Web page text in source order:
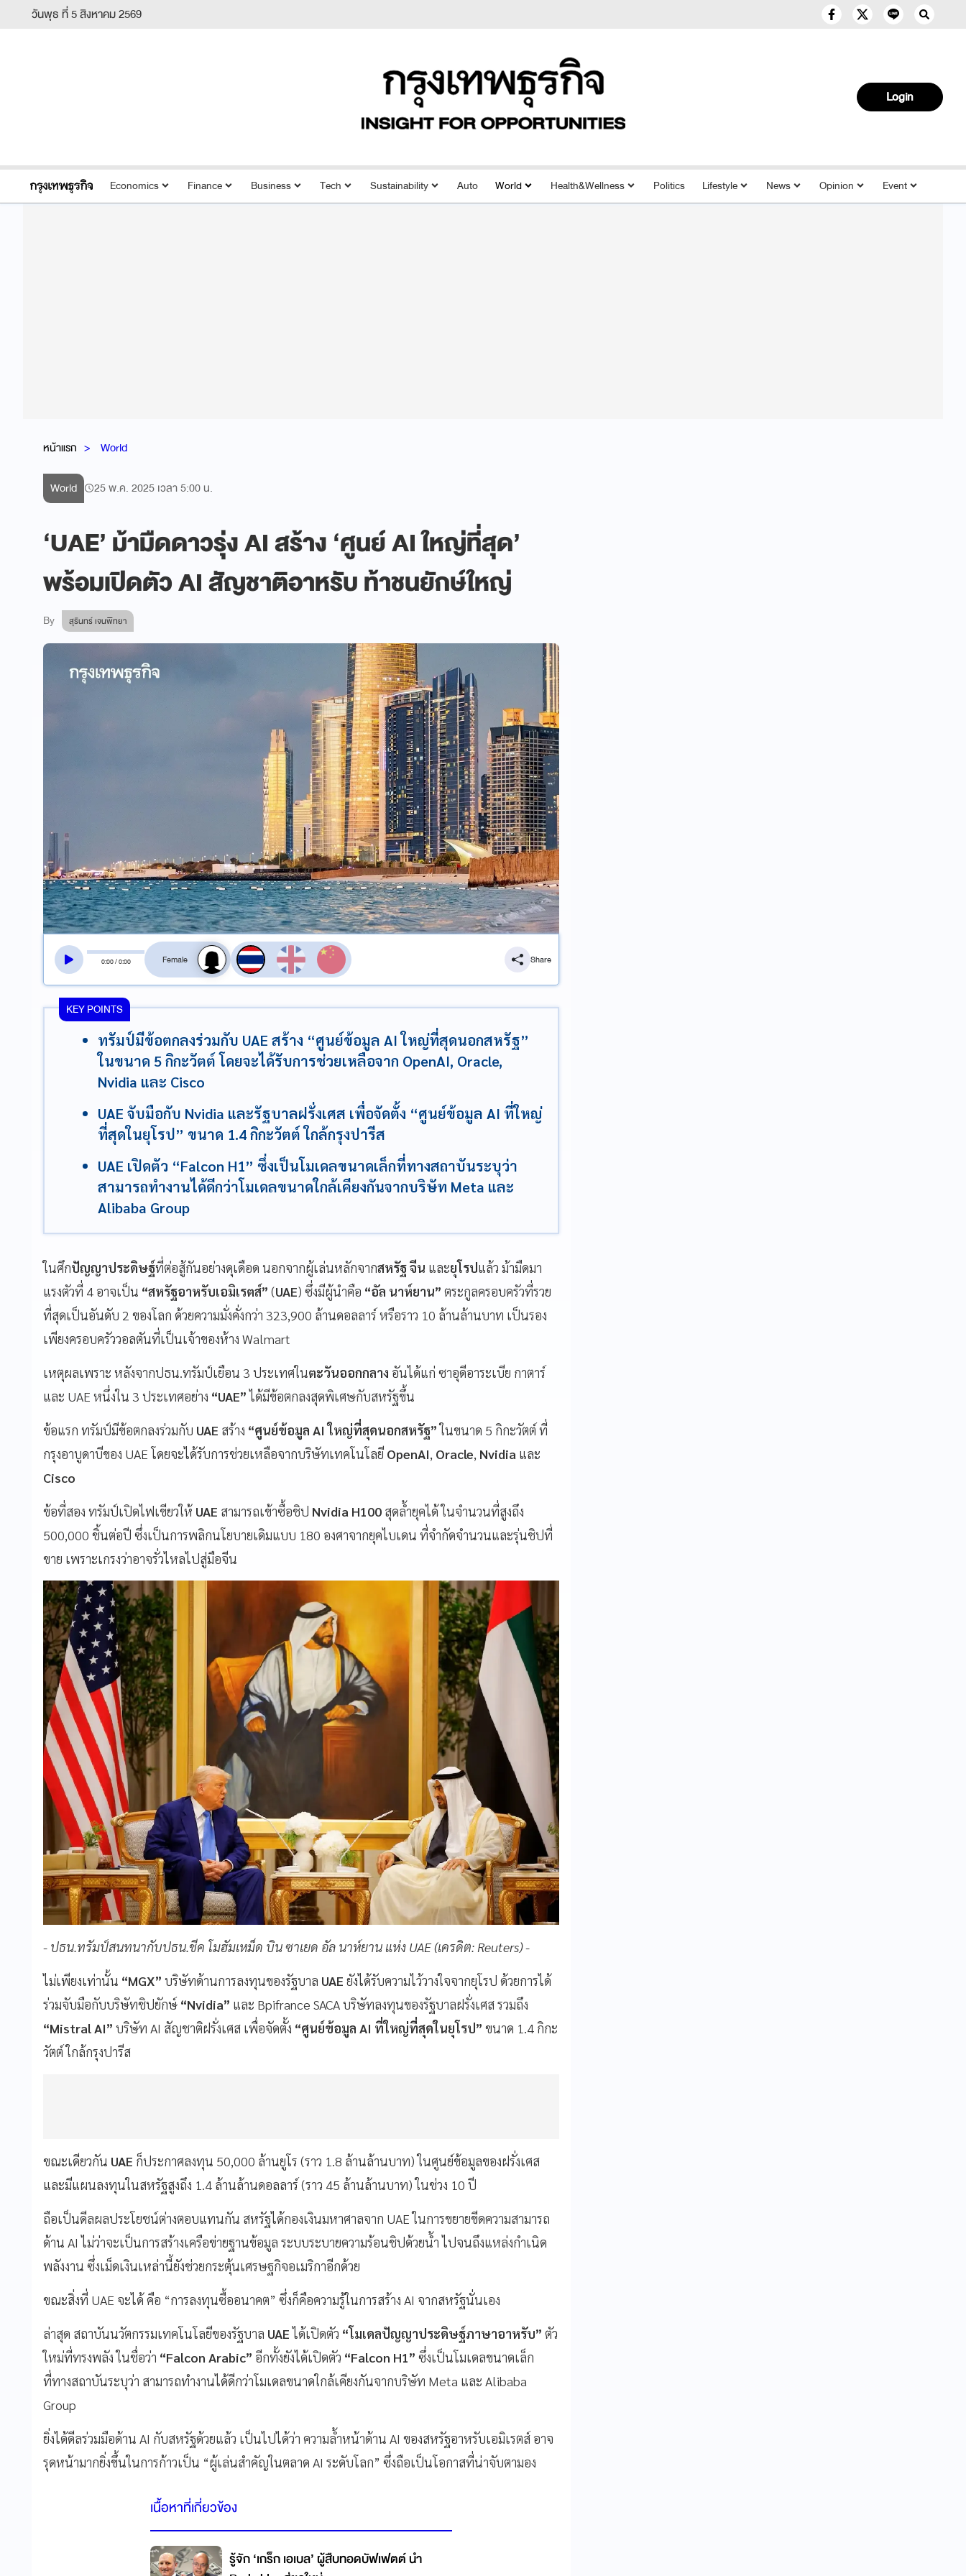
วันพุธ ที่ 5 สิงหาคม 2569
Login
Economics Finance Business Tech Sustainability Auto World Health&Wellness Politics Lifestyle News Opinion Event
หน้าแรก World
World 25 พ.ค. 2025 เวลา 5:00 น.
‘UAE’ ม้ามืดดาวรุ่ง AI สร้าง ‘ศูนย์ AI ใหญ่ที่สุด’
พร้อมเปิดตัว AI สัญชาติอาหรับ ท้าชนยักษ์ใหญ่
By สุรินทร์ เจนพิทยา
0:00/0:00
สลับเสียงอ่าน
Share
KEY POINTS
ทรัมป์มีข้อตกลงร่วมกับ UAE สร้าง “ศูนย์ข้อมูล AI ใหญ่ที่สุดนอกสหรัฐ”
ในขนาด 5 กิกะวัตต์ โดยจะได้รับการช่วยเหลือจาก OpenAI, Oracle,
Nvidia และ Cisco
UAE จับมือกับ Nvidia และรัฐบาลฝรั่งเศส เพื่อจัดตั้ง “ศูนย์ข้อมูล AI ที่ใหญ่
ที่สุดในยุโรป” ขนาด 1.4 กิกะวัตต์ ใกล้กรุงปารีส
UAE เปิดตัว “Falcon H1” ซึ่งเป็นโมเดลขนาดเล็กที่ทางสถาบันระบุว่า
สามารถทำงานได้ดีกว่าโมเดลขนาดใกล้เคียงกันจากบริษัท Meta และ
Alibaba Group
ในศึกปัญญาประดิษฐ์ที่ต่อสู้กันอย่างดุเดือด นอกจากผู้เล่นหลักจากสหรัฐ จีน และยุโรปแล้ว ม้ามืดมา
แรงตัวที่ 4 อาจเป็น “สหรัฐอาหรับเอมิเรตส์” (UAE) ซึ่งมีผู้นำคือ “อัล นาห์ยาน” ตระกูลครอบครัวที่รวย
ที่สุดเป็นอันดับ 2 ของโลก ด้วยความมั่งคั่งกว่า 323,900 ล้านดอลลาร์ หรือราว 10 ล้านล้านบาท เป็นรอง
เพียงครอบครัววอลตันที่เป็นเจ้าของห้าง Walmart
เหตุผลเพราะ หลังจากปธน.ทรัมป์เยือน 3 ประเทศในตะวันออกกลาง อันได้แก่ ซาอุดีอาระเบีย กาตาร์
และ UAE หนึ่งใน 3 ประเทศอย่าง “UAE”ได้มีข้อตกลงสุดพิเศษกับสหรัฐขึ้น
ข้อแรก ทรัมป์มีข้อตกลงร่วมกับ UAE สร้าง “ศูนย์ข้อมูล AI ใหญ่ที่สุดนอกสหรัฐ”ในขนาด 5 กิกะวัตต์ ที่
กรุงอาบูดาบีของ UAE โดยจะได้รับการช่วยเหลือจากบริษัทเทคโนโลยี OpenAI, Oracle, Nvidia และ
Cisco
ข้อที่สอง ทรัมป์เปิดไฟเขียวให้ UAE สามารถเข้าซื้อชิป Nvidia H100 สุดล้ำยุคได้ ในจำนวนที่สูงถึง
500,000 ชิ้นต่อปี ซึ่งเป็นการพลิกนโยบายเดิมแบบ 180 องศาจากยุคไบเดน ที่จำกัดจำนวนและรุ่นชิปที่
ขาย เพราะเกรงว่าอาจรั่วไหลไปสู่มือจีน
- ปธน.ทรัมป์สนทนากับปธน.ชีค โมฮัมเหม็ด บิน ซาเยด อัล นาห์ยาน แห่ง UAE (เครดิต: Reuters) -
ไม่เพียงเท่านั้น “MGX” บริษัทด้านการลงทุนของรัฐบาล UAE ยังได้รับความไว้วางใจจากยุโรป ด้วยการได้
ร่วมจับมือกับบริษัทชิปยักษ์ “Nvidia” และ Bpifrance SACA บริษัทลงทุนของรัฐบาลฝรั่งเศส รวมถึง
“Mistral AI” บริษัท AI สัญชาติฝรั่งเศส เพื่อจัดตั้ง “ศูนย์ข้อมูล AI ที่ใหญ่ที่สุดในยุโรป” ขนาด 1.4 กิกะ
วัตต์ ใกล้กรุงปารีส
ขณะเดียวกัน UAE ก็ประกาศลงทุน 50,000 ล้านยูโร (ราว 1.8 ล้านล้านบาท) ในศูนย์ข้อมูลของฝรั่งเศส
และมีแผนลงทุนในสหรัฐสูงถึง 1.4 ล้านล้านดอลลาร์ (ราว 45 ล้านล้านบาท) ในช่วง 10 ปี
ถือเป็นดีลผลประโยชน์ต่างตอบแทนกัน สหรัฐได้กองเงินมหาศาลจาก UAE ในการขยายขีดความสามารถ
ด้าน AI ไม่ว่าจะเป็นการสร้างเครือข่ายฐานข้อมูล ระบบระบายความร้อนชิปด้วยน้ำ ไปจนถึงแหล่งกำเนิด
พลังงาน ซึ่งเม็ดเงินเหล่านี้ยังช่วยกระตุ้นเศรษฐกิจอเมริกาอีกด้วย
ขณะสิ่งที่ UAE จะได้ คือ “การลงทุนซื้ออนาคต” ซึ่งก็คือความรู้ในการสร้าง AI จากสหรัฐนั่นเอง
ล่าสุด สถาบันนวัตกรรมเทคโนโลยีของรัฐบาล UAEได้เปิดตัว “โมเดลปัญญาประดิษฐ์ภาษาอาหรับ” ตัว
ใหม่ที่ทรงพลัง ในชื่อว่า “Falcon Arabic” อีกทั้งยังได้เปิดตัว “Falcon H1” ซึ่งเป็นโมเดลขนาดเล็ก
ที่ทางสถาบันระบุว่า สามารถทำงานได้ดีกว่าโมเดลขนาดใกล้เคียงกันจากบริษัท Meta และ Alibaba
Group
ยิ่งได้ดีลร่วมมือด้าน AI กับสหรัฐด้วยแล้ว เป็นไปได้ว่า ความล้ำหน้าด้าน AI ของสหรัฐอาหรับเอมิเรตส์ อาจ
รุดหน้ามากยิ่งขึ้นในการก้าวเป็น “ผู้เล่นสำคัญในตลาด AI ระดับโลก” ซึ่งถือเป็นโอกาสที่น่าจับตามอง
เนื้อหาที่เกี่ยวข้อง
รู้จัก ‘เกร็ก เอเบล’ ผู้สืบทอดบัฟเฟตต์ นำ